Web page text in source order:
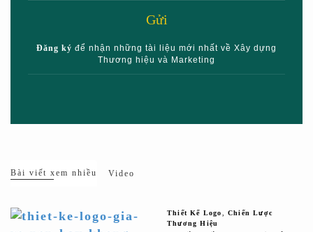
Gửi
Đăng ký để nhận những tài liệu mới nhất về Xây dựng
Thương hiệu và Marketing
Bài viết xem nhiều Video
Thiết Kế Logo
Chiến Lược
Thương Hiệu